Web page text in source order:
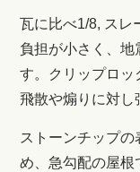
瓦に比べ1/8, スレ
負担が小さく、地
す。クリップロッ
飛散や煽りに対し
ストーンチップ
め、急勾配の屋根